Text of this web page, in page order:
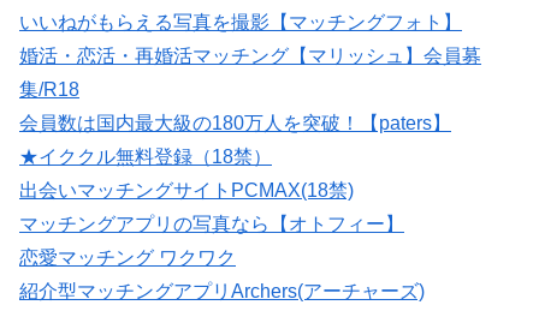
いいねがもらえる写真を撮影【マッチングフォト】
婚活・恋活・再婚活マッチング【マリッシュ】会員募
集/R18
会員数は国内最大級の180万人を突破！【paters】
★イククル無料登録（18禁）
出会いマッチングサイトPCMAX(18禁)
マッチングアプリの写真なら【オトフィー】
恋愛マッチング ワクワク
紹介型マッチングアプリArchers(アーチャーズ)